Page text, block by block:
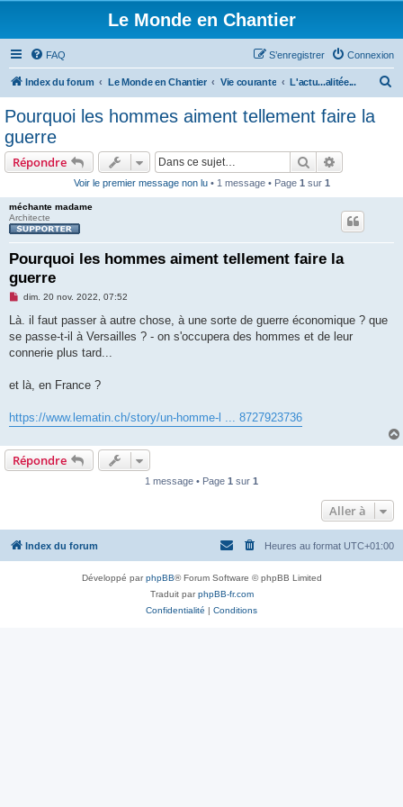
Le Monde en Chantier
FAQ Connexion
S’enregistrer
Index du forum Le Monde en Chantier Vie courante L'actu...alitée...
Pourquoi les hommes aiment tellement faire la
guerre
Répondre Rechercher
Voir le premier message non lu• 1 message • Page 1 sur 1
méchante madame
Architecte
Pourquoi les hommes aiment tellement faire la
guerre
M
s
a
g
o
u
dim. 20 nov. 2022, 07:52
Là. il faut passer à autre chose, à une sorte de guerre économique ? que
se passe-t-il à Versailles ? - on s'occupera des hommes et de leur
connerie plus tard...
et là, en France ?
https://www.lematin.ch/story/un-homme-l ... 8727923736
Répondre
1 message • Page 1 sur 1
Aller à
Index du forum Heures au format UTC+01:00
Développé parphpBB® Forum Software © phpBB Limited
Traduit parphpBB-fr.com
Confidentialité | Conditions